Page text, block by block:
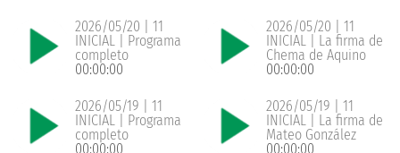
2026/05/20 | 11
INICIAL | Programa
completo
00:00:00
2026/05/20 | 11
INICIAL | La firma de
Chema de Aquino
00:00:00
2026/05/19 | 11
INICIAL | Programa
completo
00:00:00
2026/05/19 | 11
INICIAL | La firma de
Mateo González
00:00:00